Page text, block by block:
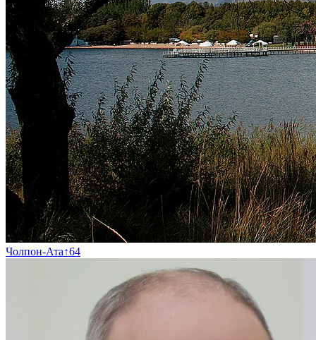
Чолпон-Ата↑64